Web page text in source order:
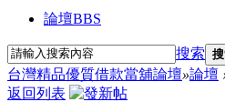
論壇BBS
搜索
台灣精品優質借款當舖論壇»論壇
返回列表